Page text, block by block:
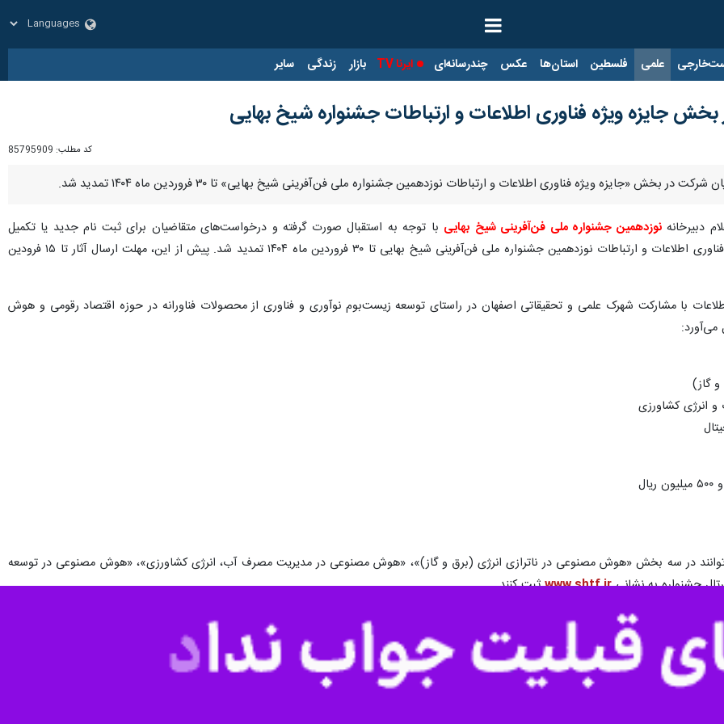
علمی فلسطین استان‌ها عکس چندرسانه‌ای ایرنا TV بازار زندگی سایر
جایزه ویژه فناوری اطلاعات و ارتباطات جشنواره شیخ بهایی
کد مطلب: 85795909